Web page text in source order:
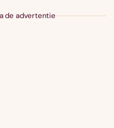
de advertentie